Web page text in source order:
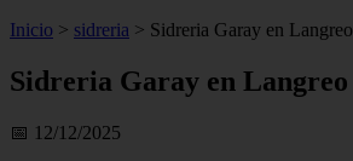
Inicio > sidreria > Sidreria Garay en Langreo
Sidreria Garay en Langreo
📅 12/12/2025